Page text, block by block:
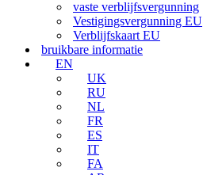
vaste verblijfsvergunning
Vestigingsvergunning EU
Verblijfskaart EU
bruikbare informatie
EN
UK
RU
NL
FR
ES
IT
FA